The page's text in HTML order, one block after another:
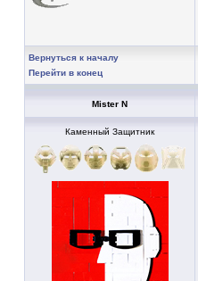
Вернуться к началу
Перейти в конец
Mister N
Каменный Защитник